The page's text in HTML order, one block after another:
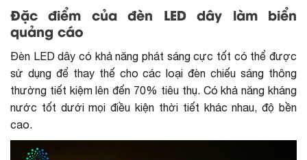
Đặc điểm của đèn LED dây làm biển
quảng cáo
Đèn LED dây có khả năng phát sáng cực tốt có thể được
sử dụng để thay thế cho các loại đèn chiếu sáng thông
thường tiết kiệm lên đến 70% tiêu thụ. Có khả năng kháng
nước tốt dưới mọi điều kiện thời tiết khác nhau, độ bền
cao.